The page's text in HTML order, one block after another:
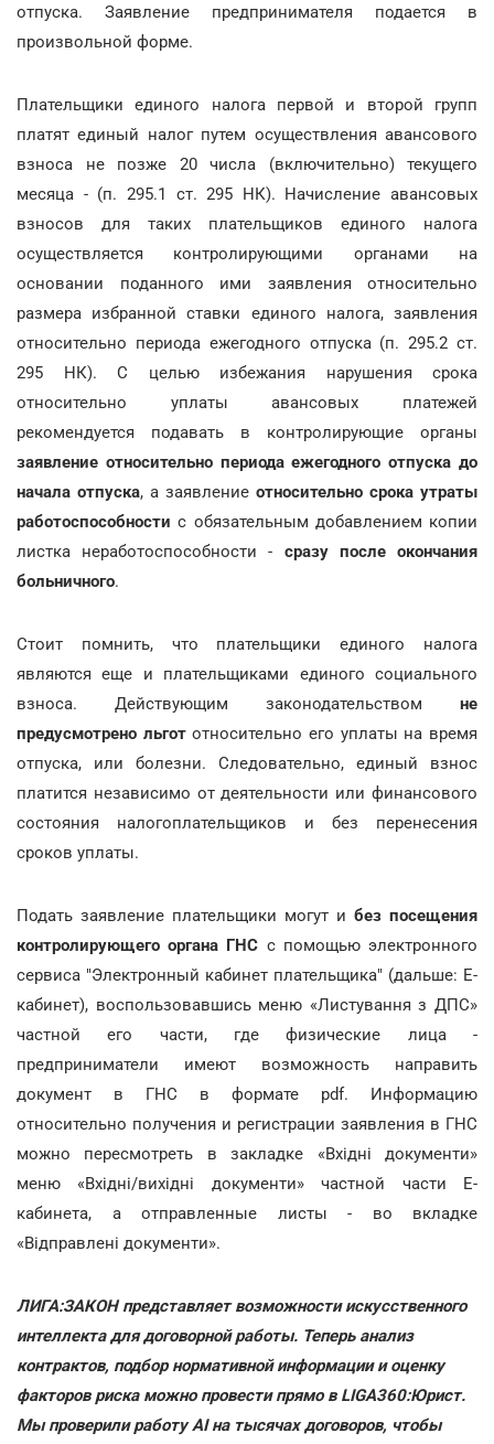
отпуска. Заявление предпринимателя подается в
произвольной форме.
Плательщики единого налога первой и второй групп
платят единый налог путем осуществления авансового
взноса не позже 20 числа (включительно) текущего
месяца - (п. 295.1 ст. 295 НК). Начисление авансовых
взносов для таких плательщиков единого налога
осуществляется контролирующими органами на
основании поданного ими заявления относительно
размера избранной ставки единого налога, заявления
относительно периода ежегодного отпуска (п. 295.2 ст.
295 НК). С целью избежания нарушения срока
относительно уплаты авансовых платежей
рекомендуется подавать в контролирующие органы
заявление относительно периода ежегодного отпуска до
начала отпуска, а заявление относительно срока утраты
работоспособности с обязательным добавлением копии
листка неработоспособности - сразу после окончания
больничного.
Стоит помнить, что плательщики единого налога
являются еще и плательщиками единого социального
взноса. Действующим законодательством не
предусмотрено льгототносительно его уплаты на время
отпуска, или болезни. Следовательно, единый взнос
платится независимо от деятельности или финансового
состояния налогоплательщиков и без перенесения
сроков уплаты.
Подать заявление плательщики могут и без посещения
контролирующего органа ГНС с помощью электронного
сервиса "Электронный кабинет плательщика" (дальше: Е-
кабинет), воспользовавшись меню «Листування з ДПС»
частной его части, где физические лица -
предприниматели имеют возможность направить
документ в ГНС в формате pdf. Информацию
относительно получения и регистрации заявления в ГНС
можно пересмотреть в закладке «Вхідні документи»
меню «Вхідні/вихідні документи» частной части Е-
кабинета, а отправленные листы - во вкладке
«Відправлені документи».
ЛИГА:ЗАКОН представляет возможности искусственного
интеллекта для договорной работы. Теперь анализ
контрактов, подбор нормативной информации и оценку
факторов риска можно провести прямо в LIGA360:Юрист.
Мы проверили работу AI на тысячах договоров, чтобы